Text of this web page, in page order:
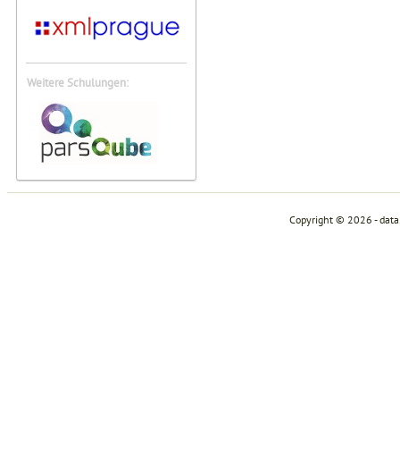
Weitere Schulungen:
Copyright © 2026 -